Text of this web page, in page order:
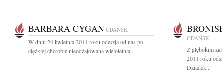
BARBARA CYGAN GDAŃSK
W dniu 24 kwietnia 2011 roku odeszła od nas po
ciężkiej chorobie nieodżałowana wieloletnia...
GDAŃSK
Z głębokim
2011 roku
Dziadek...